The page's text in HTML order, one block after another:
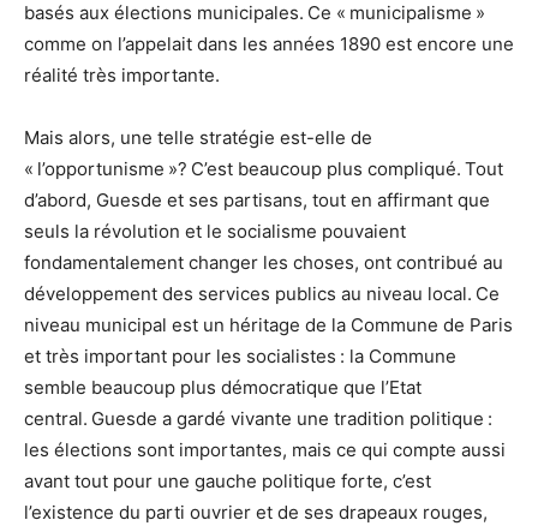
basés aux élections municipales. Ce « municipalisme »
comme on l’appelait dans les années 1890 est encore une
réalité très importante.
Mais alors, une telle stratégie est-elle de
« l’opportunisme »? C’est beaucoup plus compliqué. Tout
d’abord, Guesde et ses partisans, tout en affirmant que
seuls la révolution et le socialisme pouvaient
fondamentalement changer les choses, ont contribué au
développement des services publics au niveau local. Ce
niveau municipal est un héritage de la Commune de Paris
et très important pour les socialistes : la Commune
semble beaucoup plus démocratique que l’Etat
central. Guesde a gardé vivante une tradition politique :
les élections sont importantes, mais ce qui compte aussi
avant tout pour une gauche politique forte, c’est
l’existence du parti ouvrier et de ses drapeaux rouges,